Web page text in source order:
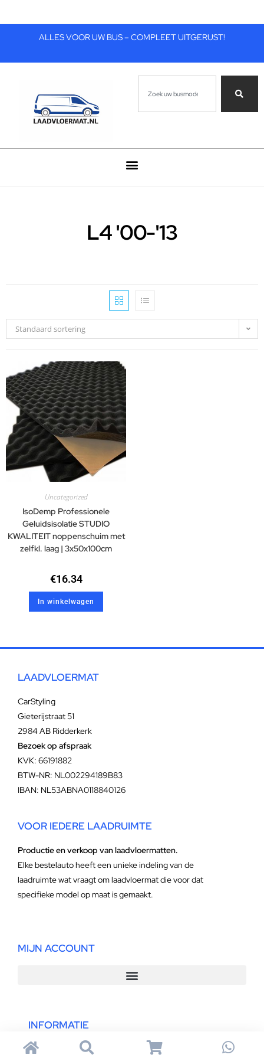
ALLES VOOR UW BUS – COMPLEET UITGERUST!
L4 '00-'13
Standaard sortering
Uncategorized
IsoDemp Professionele
Geluidsisolatie STUDIO
KWALITEIT noppenschuim met
zelfkl. laag | 3x50x100cm
€16.34
In winkelwagen
LAADVLOERMAT
CarStyling
Gieterijstraat 51
2984 AB Ridderkerk
Bezoek op afspraak
KVK: 66191882
BTW-NR: NL002294189B83
IBAN: NL53ABNA0118840126
VOOR IEDERE LAADRUIMTE
Productie en verkoop van laadvloermatten.
Elke bestelauto heeft een unieke indeling van de
laadruimte wat vraagt om laadvloermat die voor dat
specifieke model op maat is gemaakt.
MIJN ACCOUNT
INFORMATIE